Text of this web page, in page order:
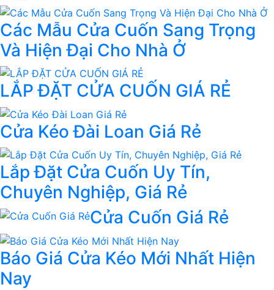
Các Mẫu Cửa Cuốn Sang Trọng
Và Hiện Đại Cho Nhà Ở
LẮP ĐẶT CỬA CUỐN GIÁ RẺ
Cửa Kéo Đài Loan Giá Rẻ
Lắp Đặt Cửa Cuốn Uy Tín,
Chuyên Nghiệp, Giá Rẻ
Cửa Cuốn Giá Rẻ
Báo Giá Cửa Kéo Mới Nhất Hiện
Nay